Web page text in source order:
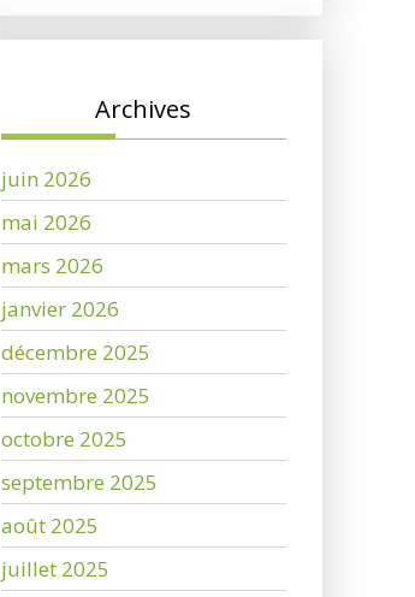
Archives
juin 2026
mai 2026
mars 2026
janvier 2026
décembre 2025
novembre 2025
octobre 2025
septembre 2025
août 2025
juillet 2025